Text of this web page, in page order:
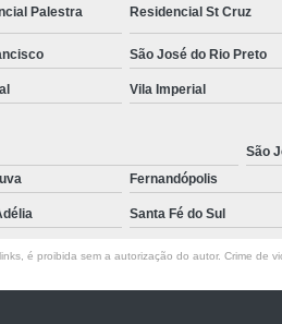
Palestra Residencial St Cruz
São José do Rio Preto
Vila Imperial
São
Fernandópolis
Santa Fé do Sul
é proibida sem a autorização do autor. Crime de